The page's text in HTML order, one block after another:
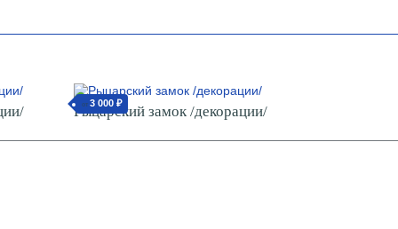
от3 000 ₽
Рыцарский замок /декорации/